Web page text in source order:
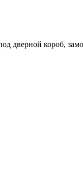
дверной короб,